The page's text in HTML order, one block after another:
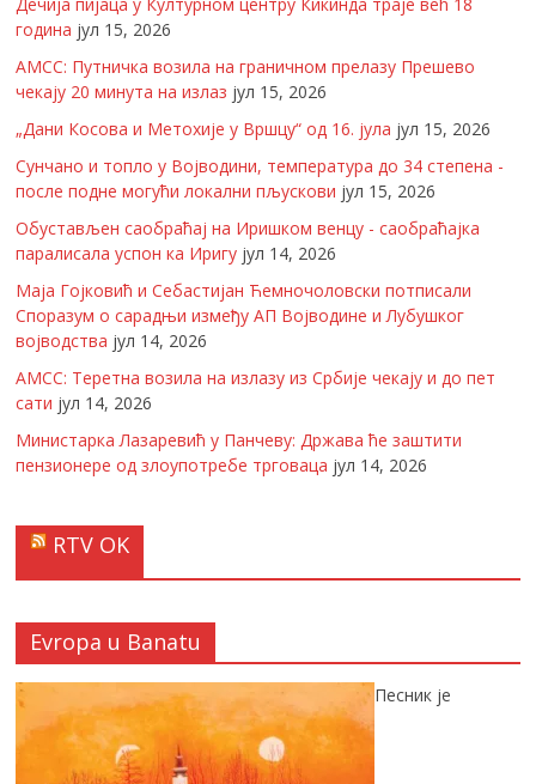
Дечија пијаца у Културном центру Кикинда траје већ 18
година јул 15, 2026
АМСС: Путничка возила на граничном прелазу Прешево
чекају 20 минута на излаз јул 15, 2026
„Дани Косова и Метохије у Вршцу“ од 16. јула јул 15, 2026
Сунчано и топло у Војводини, температура до 34 степена -
после подне могући локални пљускови јул 15, 2026
Обустављен саобраћај на Иришком венцу - саобраћајка
паралисала успон ка Иригу јул 14, 2026
Маја Гојковић и Себастијан Ћемночоловски потписали
Споразум о сарадњи између АП Војводине и Лубушког
војводства јул 14, 2026
АМСС: Теретна возила на излазу из Србије чекају и до пет
сати јул 14, 2026
Министарка Лазаревић у Панчеву: Држава ће заштити
пензионере од злоупотребе трговаца јул 14, 2026
RTV OK
Evropa u Banatu
Песник је